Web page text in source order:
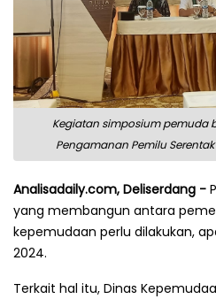
Kegiatan simposium pemuda
Pengamanan Pemilu
Analisadaily.com, Deliserdang -
yang membangun antara
kepemudaan perlu dilakukan,
2024.
Terkait hal itu, Dinas